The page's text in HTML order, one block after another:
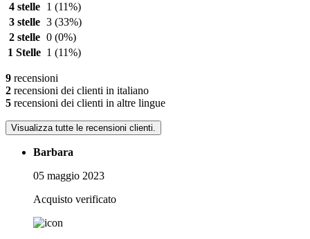
4 stelle
1 (11%)
3 stelle 3 (33%)
2 stelle 0 (0%)
1 Stelle 1 (11%)
9 recensioni
2 recensioni dei clienti in italiano
5 recensioni dei clienti in altre lingue
Visualizza tutte le recensioni clienti.
Barbara
05 maggio 2023
Acquisto verificato